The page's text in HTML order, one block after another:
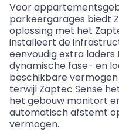
Voor
parkeergarages biedt
oplossing met het
installeert de
eenvoudigextra laders
dynamische fase- en
beschikbare vermogen
terwijl Zaptec Sense
het gebouw monitort
automatischafstemt
vermogen.